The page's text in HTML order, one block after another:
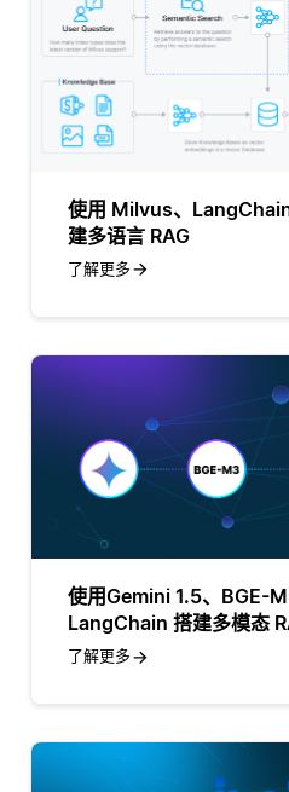
使用 Milvus、
建多语言 RAG
了解更多
使用Gemini 1.5、BGE-
LangChain 搭建多模态
了解更多